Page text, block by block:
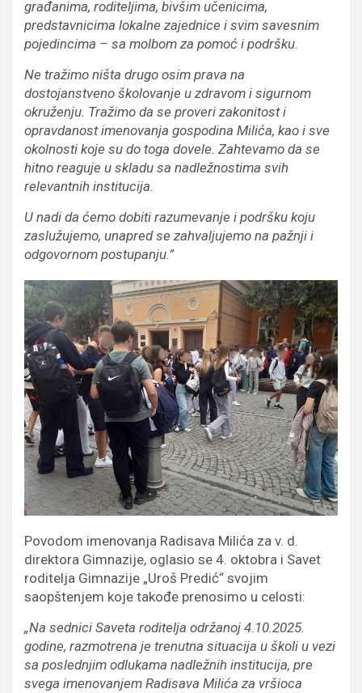
građanima, roditeljima, bivšim učenicima,
predstavnicima lokalne zajednice i svim savesnim
pojedincima – sa molbom za pomoć i podršku.
Ne tražimo ništa drugo osim prava na
dostojanstveno školovanje u zdravom i sigurnom
okruženju. Tražimo da se proveri zakonitost i
opravdanost imenovanja gospodina Milića, kao i sve
okolnosti koje su do toga dovele. Zahtevamo da se
hitno reaguje u skladu sa nadležnostima svih
relevantnih institucija.
U nadi da ćemo dobiti razumevanje i podršku koju
zaslužujemo, unapred se zahvaljujemo na pažnji i
odgovornom postupanju.”
Povodom imenovanja Radisava Milića za v. d.
direktora Gimnazije, oglasio se 4. oktobra i Savet
roditelja Gimnazije „Uroš Predić“ svojim
saopštenjem koje takođe prenosimo u celosti:
„Na sednici Saveta roditelja održanoj 4.10.2025.
godine, razmotrena je trenutna situacija u školi u vezi
sa poslednjim odlukama nadležnih institucija, pre
svega imenovanjem Radisava Milića za vršioca